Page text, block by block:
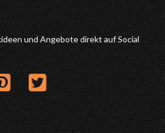
und Angebote direkt auf Social